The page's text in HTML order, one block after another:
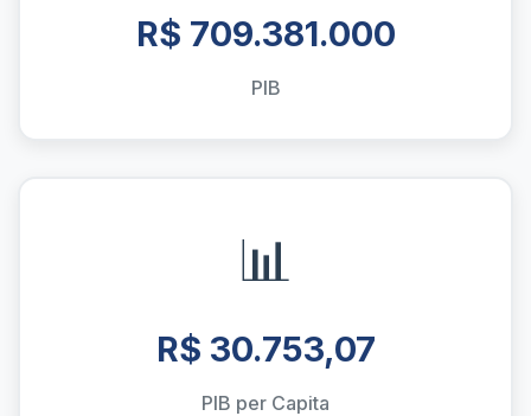
R$ 709.381.000
PIB
📊
R$ 30.753,07
PIB per Capita